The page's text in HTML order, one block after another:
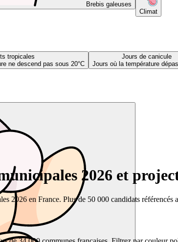
Brebis galeuses
Climat
tropicales
ne descend pas sous 20°C
Jours de canicule
Jours où la température
2026 et
2026 en France. Plus de 50 000 candidats